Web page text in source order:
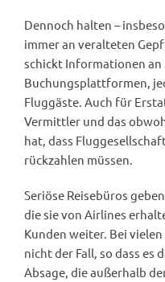
Dennoch halten –
immer an veralteten
schickt Informationen an
Buchungsplattformen,
Fluggäste. Auch für
Vermittler und das
hat, dass
rückzahlen müssen.
Seriöse Reisebüros
die sie von Airlines
Kunden weiter. Bei
nicht der Fall, so dass es
Absage, die außerhalb